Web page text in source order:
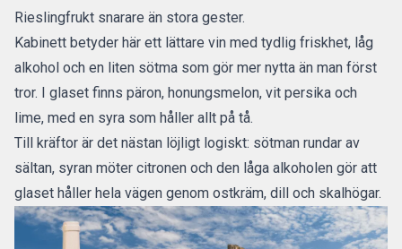
Rieslingfrukt snarare än stora gester.
Kabinett betyder här ett lättare vin med tydlig friskhet, låg
alkohol och en liten sötma som gör mer nytta än man först
tror. I glaset finns päron, honungsmelon, vit persika och
lime, med en syra som håller allt på tå.
Till kräftor är det nästan löjligt logiskt: sötman rundar av
sältan, syran möter citronen och den låga alkoholen gör att
glaset håller hela vägen genom ostkräm, dill och skalhögar.